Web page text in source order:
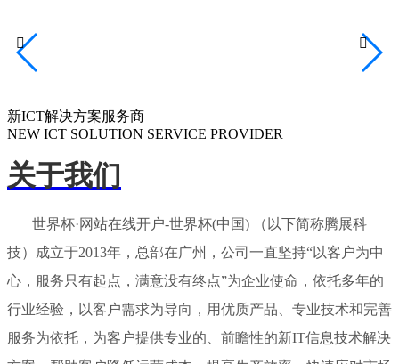
新ICT解决方案服务商
NEW ICT SOLUTION SERVICE PROVIDER
 
关于我们
世界杯·网站在线开户-世界杯(中国) （以下简称腾展科
技）成立于2013年，总部在广州，公司一直坚持“以客户为中
心，服务只有起点，满意没有终点”为企业使命，依托多年的
行业经验，以客户需求为导向，用优质产品、专业技术和完善
服务为依托，为客户提供专业的、前瞻性的新IT信息技术解决